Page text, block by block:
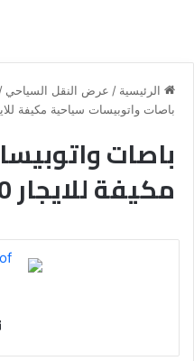
الرئيسية / عرض النقل السياحي /
باصات واتوبيسات سياحية مكيفة للايجار 50
باصات
مكيفة للايجار 50 مقعد